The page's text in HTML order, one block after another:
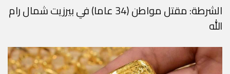
الشرطة: مقتل مواطن (34 عاما) في بيرزيت شمال رام
الله